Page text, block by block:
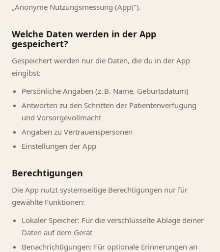
„Anonyme Nutzungsmessung (App)").
Welche Daten werden in der App
gespeichert?
Gespeichert werden nur die Daten, die du in der App
eingibst:
Persönliche Angaben (z. B. Name, Geburtsdatum)
Antworten zu den Schritten der Patientenverfügung
und Vorsorgevollmacht
Angaben zu Vertrauenspersonen
Einstellungen der App
Berechtigungen
Die App nutzt systemseitige Berechtigungen nur für
gewählte Funktionen:
Lokaler Speicher: Für die verschlüsselte Ablage deiner
Daten auf dem Gerät
Benachrichtigungen: Für optionale Erinnerungen an